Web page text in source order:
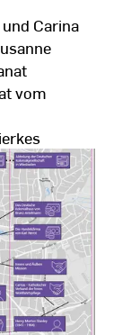
Carina
vom